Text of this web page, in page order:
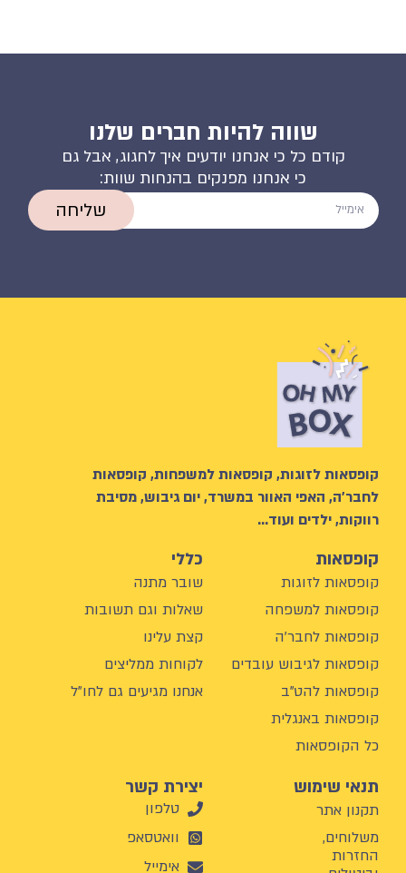
שווה להיות חברים שלנו
קודם כל כי אנחנו יודעים איך לחגוג, אבל גם
כי אנחנו מפנקים בהנחות שוות:
שליחה
קופסאות לזוגות, קופסאות למשפחות, קופסאות
לחבר’ה, האפי האוור במשרד, יום גיבוש, מסיבת
רווקות, ילדים ועוד…
קופסאות
קופסאות לזוגות
קופסאות למשפחה
קופסאות לחבר'ה
קופסאות לגיבוש עובדים
קופסאות להט"ב
קופסאות באנגלית
כל הקופסאות
כללי
שובר מתנה
שאלות וגם תשובות
קצת עלינו
לקוחות ממליצים
אנחנו מגיעים גם לחו"ל
תנאי שימוש
תקנון אתר
משלוחים,
החזרות
יצירת קשר
טלפון
וואטסאפ
אימייל